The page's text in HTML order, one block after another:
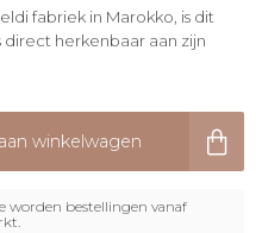
fabriek in Marokko, is dit
herkenbaar aan zijn
winkelwagen
worden bestellingen vanaf